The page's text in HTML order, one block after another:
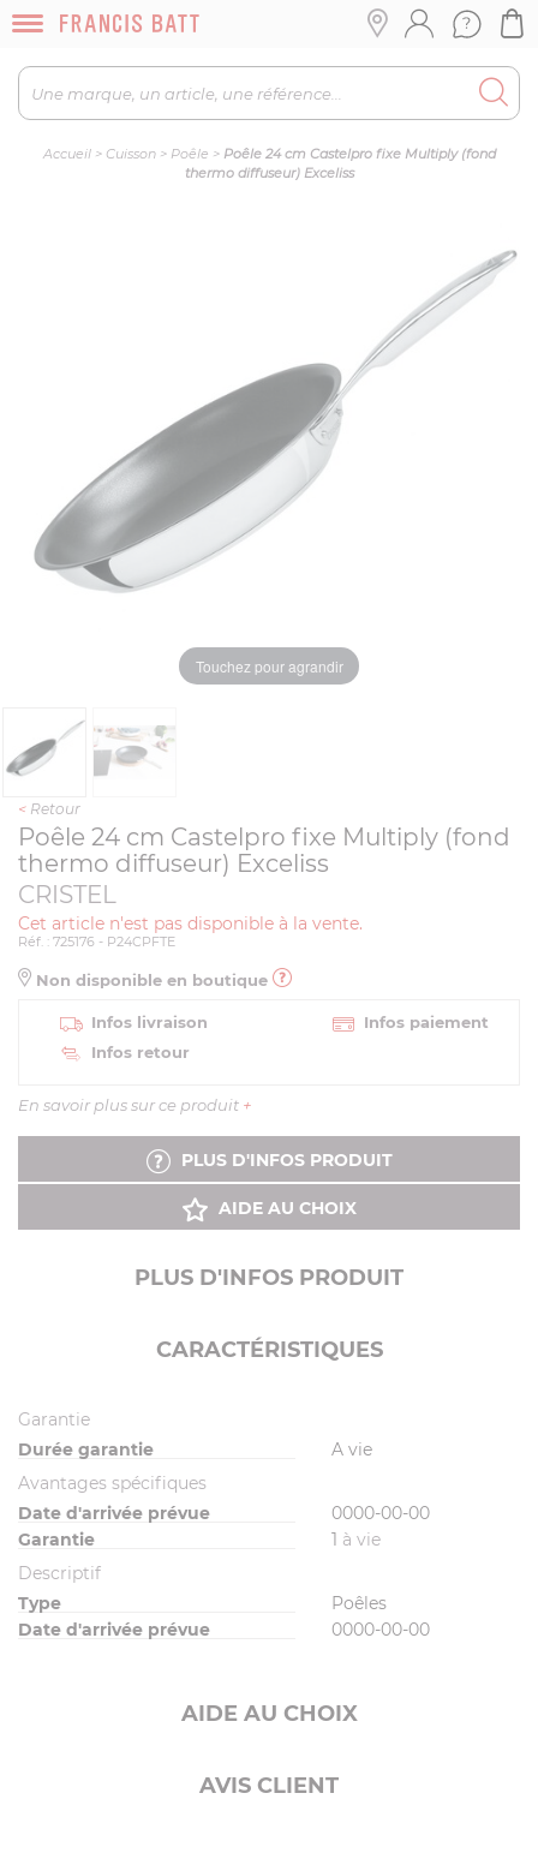
Accueil> Cuisson> Poêle > Poêle 24 cm Castelpro fixe Multiply (fond
thermo diffuseur) Exceliss
Touchez pour agrandir
< Retour
Poêle 24 cm Castelpro fixe Multiply (fond
thermo diffuseur) Exceliss
CRISTEL
Cet article n'est pas disponible à la vente.
Réf. : 725176 - P24CPFTE
Non disponible en boutique
Infos livraison
Infos paiement
Infos retour
En savoir plus sur ce produit +
PLUS D'INFOS PRODUIT
AIDE AU CHOIX
PLUS D'INFOS PRODUIT
CARACTÉRISTIQUES
Garantie
Durée garantie
A vie
Avantages spécifiques
Date d'arrivée prévue
0000-00-00
Garantie
1 à vie
Descriptif
Type
Poêles
Date d'arrivée prévue
0000-00-00
AIDE AU CHOIX
AVIS CLIENT